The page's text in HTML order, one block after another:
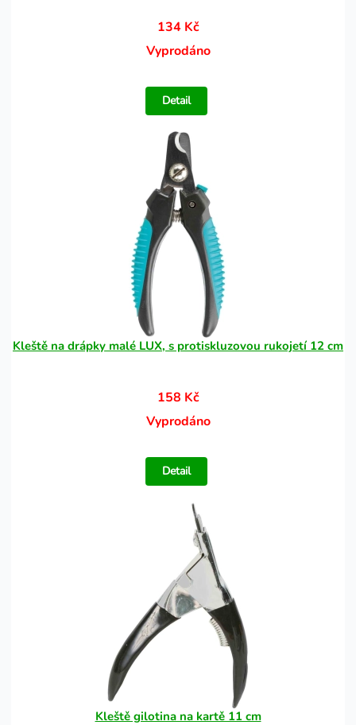
134 Kč
Vyprodáno
Detail
Kleště na drápky malé LUX, s protiskluzovou rukojetí 12 cm
158 Kč
Vyprodáno
Detail
Kleště gilotina na kartě 11 cm